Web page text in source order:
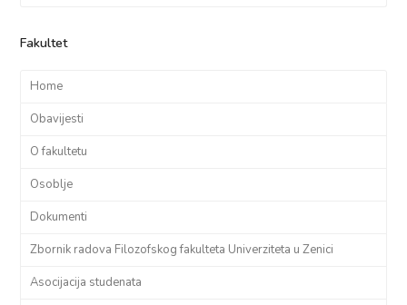
Fakultet
Home
Obavijesti
O fakultetu
Osoblje
Dokumenti
Zbornik radova Filozofskog fakulteta Univerziteta u Zenici
Asocijacija studenata